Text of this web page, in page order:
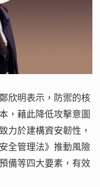
欣明表示，防禦的核
，藉此降低攻擊意圖
力於建構資安韌性，
全管理法》推動風險
備等四大要素，有效